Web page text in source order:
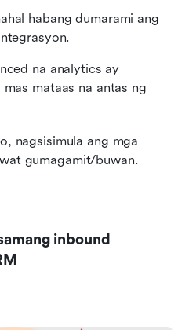
habang dumarami ang
na analytics ay
mataas na antas ng
nagsisimula ang mga
gumagamit/buwan.
inbound